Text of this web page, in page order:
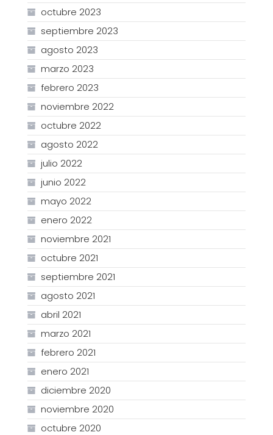
octubre 2023
septiembre 2023
agosto 2023
marzo 2023
febrero 2023
noviembre 2022
octubre 2022
agosto 2022
julio 2022
junio 2022
mayo 2022
enero 2022
noviembre 2021
octubre 2021
septiembre 2021
agosto 2021
abril 2021
marzo 2021
febrero 2021
enero 2021
diciembre 2020
noviembre 2020
octubre 2020